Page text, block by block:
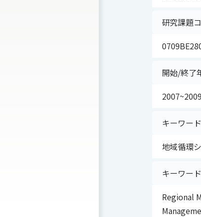
研究課題
開始/終了
キーワー
地域循環
キーワー
Regional